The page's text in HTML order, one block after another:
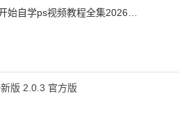
版 2.0.3 官方版